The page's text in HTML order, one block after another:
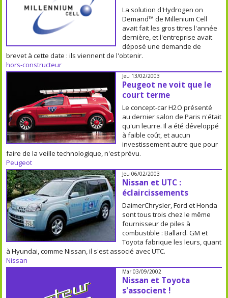
La solution d'Hydrogen on
Demand™ de Millenium Cell
avait fait les gros titres l'année
dernière, et l'entreprise avait
déposé une demande de
brevet à cette date : ils viennent de l'obtenir.
hors-constructeur
Jeu 13/02/2003
Peugeot ne voit que le
court terme
Le concept-car H2O présenté
au dernier salon de Paris n'était
qu'un leurre. Il a été développé
à faible coût, et aucun
investissement autre que pour
faire de la veille technologique, n'est prévu.
Peugeot
Jeu 06/02/2003
Nissan et UTC :
éclaircissements
DaimerChrysler, Ford et Honda
sont tous trois chez le même
fournisseur de piles à
combustible : Ballard. GM et
Toyota fabrique les leurs, quant
à Hyundai, comme Nissan, il s'est associé avec UTC.
Nissan
Mar 03/09/2002
Nissan et Toyota
s'associent !